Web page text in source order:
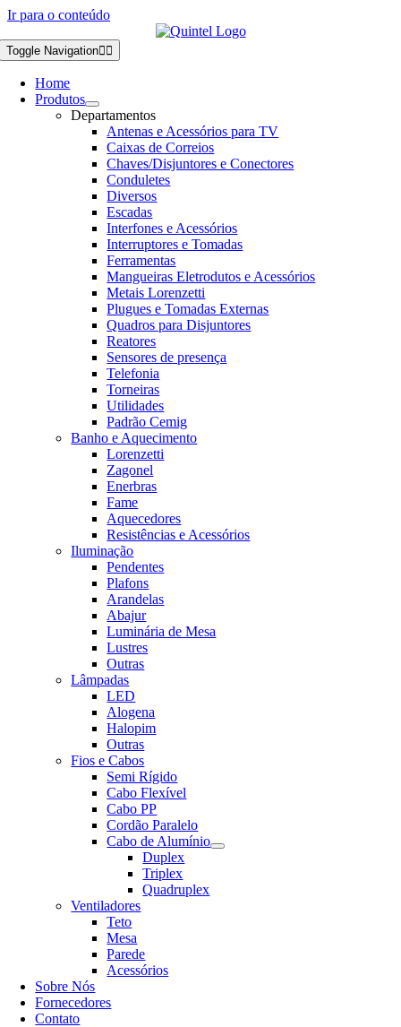
Ir para o conteúdo
Toggle Navigation
Home
Produtos
Departamentos
Antenas e Acessórios para TV
Caixas de Correios
Chaves/Disjuntores e Conectores
Conduletes
Diversos
Escadas
Interfones e Acessórios
Interruptores e Tomadas
Ferramentas
Mangueiras Eletrodutos e Acessórios
Metais Lorenzetti
Plugues e Tomadas Externas
Quadros para Disjuntores
Reatores
Sensores de presença
Telefonia
Torneiras
Utilidades
Padrão Cemig
Banho e Aquecimento
Lorenzetti
Zagonel
Enerbras
Fame
Aquecedores
Resistências e Acessórios
Iluminação
Pendentes
Plafons
Arandelas
Abajur
Luminária de Mesa
Lustres
Outras
Lâmpadas
LED
Alogena
Halopim
Outras
Fios e Cabos
Semi Rígido
Cabo Flexível
Cabo PP
Cordão Paralelo
Cabo de Alumínio
Duplex
Triplex
Quadruplex
Ventiladores
Teto
Mesa
Parede
Acessórios
Sobre Nós
Fornecedores
Contato